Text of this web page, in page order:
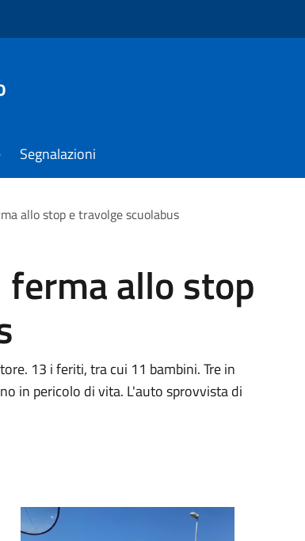
Segnalazioni
allo stop e travolge scuolabus
allo stop
13 i feriti, tra cui 11 bambini. Tre in
in pericolo di vita. L'auto sprovvista di